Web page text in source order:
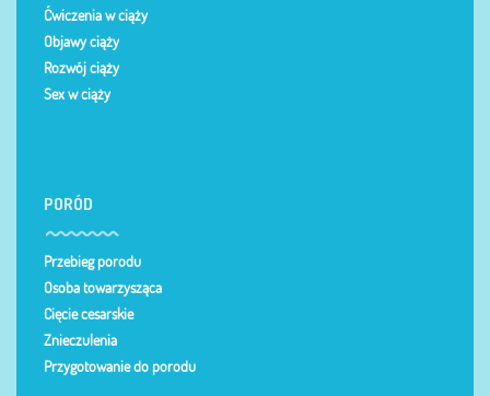
Ćwiczenia w ciąży
Objawy ciąży
Rozwój ciąży
Sex w ciąży
PORÓD
Przebieg porodu
Osoba towarzysząca
Cięcie cesarskie
Znieczulenia
Przygotowanie do porodu